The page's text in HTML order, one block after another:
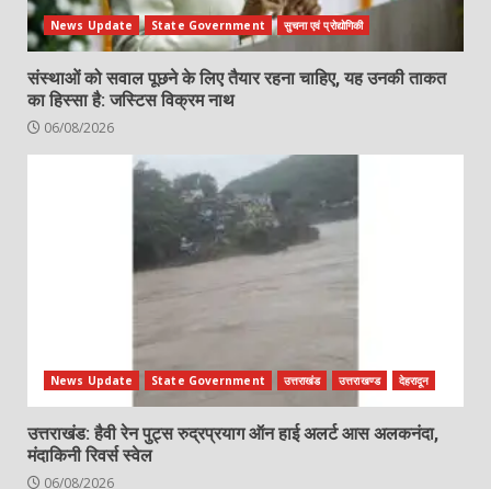
News Update State Government सुचना एवं प्रोद्योगिकी
संस्थाओं को सवाल पूछने के लिए तैयार रहना चाहिए, यह उनकी ताकत
का हिस्सा है: जस्टिस विक्रम नाथ
06/08/2026
News Update State Government उत्तराखंड उत्तराखण्ड देहरादून
उत्तराखंड: हैवी रेन पुट्स रुद्रप्रयाग ऑन हाई अलर्ट आस अलकनंदा,
मंदाकिनी रिवर्स स्वेल
06/08/2026